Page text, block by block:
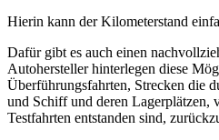
Hierin kann der Kilometerstand
Dafür gibt es auch einen
Autohersteller hinterlegen diese
Überführungsfahrten, Strecken die
und Schiff und deren Lagerplätzen,
Testfahrten entstanden sind,